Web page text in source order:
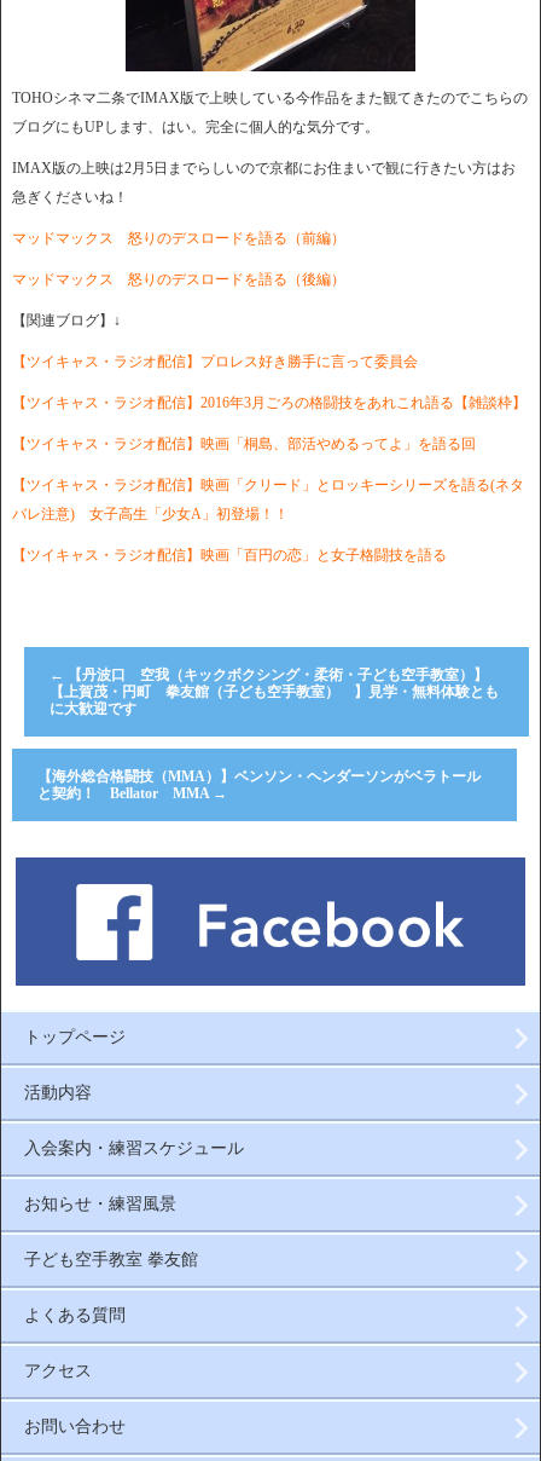
TOHOシネマ二条でIMAX版で上映している今作品をまた観てきたのでこちらの
ブログにもUPします、はい。完全に個人的な気分です。
IMAX版の上映は2月5日までらしいので京都にお住まいで観に行きたい方はお
急ぎくださいね！
マッドマックス 怒りのデスロードを語る（前編）
マッドマックス 怒りのデスロードを語る（後編）
【関連ブログ】↓
【ツイキャス・ラジオ配信】プロレス好き勝手に言って委員会
【ツイキャス・ラジオ配信】2016年3月ごろの格闘技をあれこれ語る【雑談枠】
【ツイキャス・ラジオ配信】映画「桐島、部活やめるってよ」を語る回
【ツイキャス・ラジオ配信】映画「クリード」とロッキーシリーズを語る(ネタ
バレ注意) 女子高生「少女A」初登場！！
【ツイキャス・ラジオ配信】映画「百円の恋」と女子格闘技を語る
←
【丹波口 空我（キックボクシング・柔術・子ども空手教室）】
【上賀茂・円町 拳友館（子ども空手教室） 】見学・無料体験とも
に大歓迎です
【海外総合格闘技（MMA）】ベンソン・ヘンダーソンがベラトール
と契約！ Bellator MMA →
トップページ
活動内容
入会案内・練習スケジュール
お知らせ・練習風景
子ども空手教室 拳友館
よくある質問
アクセス
お問い合わせ